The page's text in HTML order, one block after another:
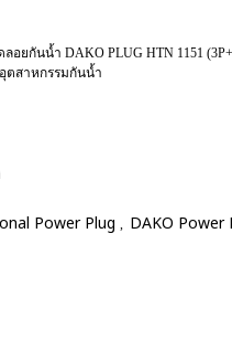
อยกันน้ำ DAKO PLUG HTN 1151
ตสาหกรรมกันน้ำ
Power Plug , DAKO Power